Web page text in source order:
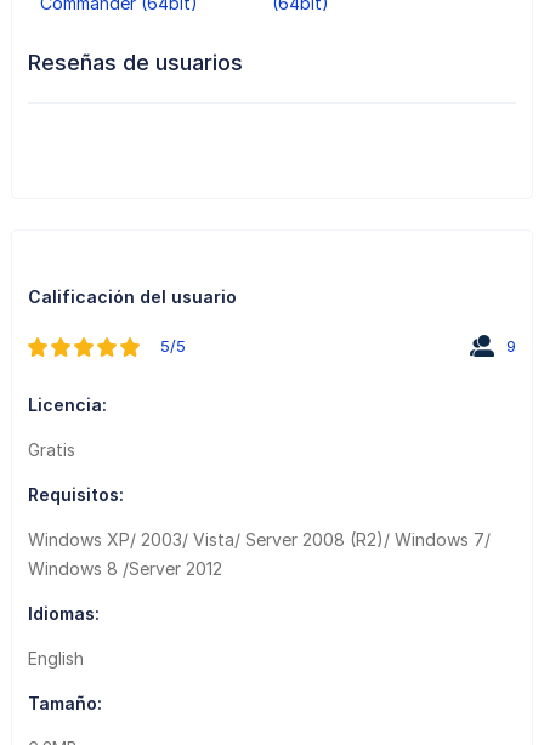
Reseñas de usuarios
Calificación del usuario
5/5 9
Licencia:
Gratis
Requisitos:
Windows XP/ 2003/ Vista/ Server 2008 (R2)/ Windows 7/
Windows 8 /Server 2012
Idiomas:
English
Tamaño: